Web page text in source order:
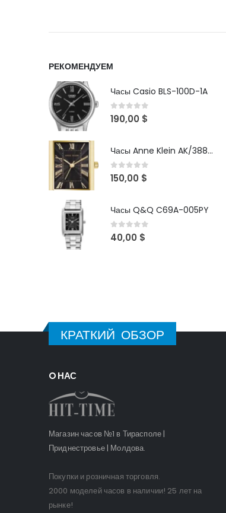
РЕКОМЕНДУЕМ
Часы Casio BLS-100D-1A
0out of 5
190,00 $
Часы Anne Klein AK/3882BKGB
0out of 5
150,00 $
Часы Q&Q C69A-005PY
0 out of 5
40,00 $
КРАТКИЙ ОБЗОР
O НАС
Магазин часов №1 в Тирасполе |
Приднестровье | Молдова.
Покупки и розничная торговля.
2000 моделей часов в наличии! 25 лет на
рынке!